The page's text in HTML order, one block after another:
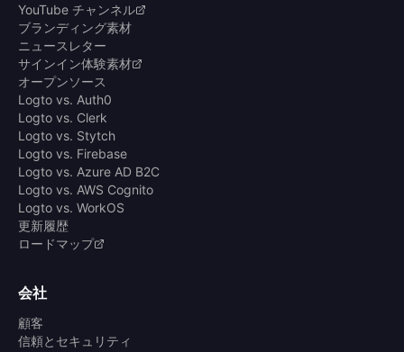
YouTube チャンネル
ブランディング素材
ニュースレター
サインイン体験素材
オープンソース
Logto vs. Auth0
Logto vs. Clerk
Logto vs. Stytch
Logto vs. Firebase
Logto vs. Azure AD B2C
Logto vs. AWS Cognito
Logto vs. WorkOS
更新履歴
ロードマップ
会社
顧客
信頼とセキュリティ